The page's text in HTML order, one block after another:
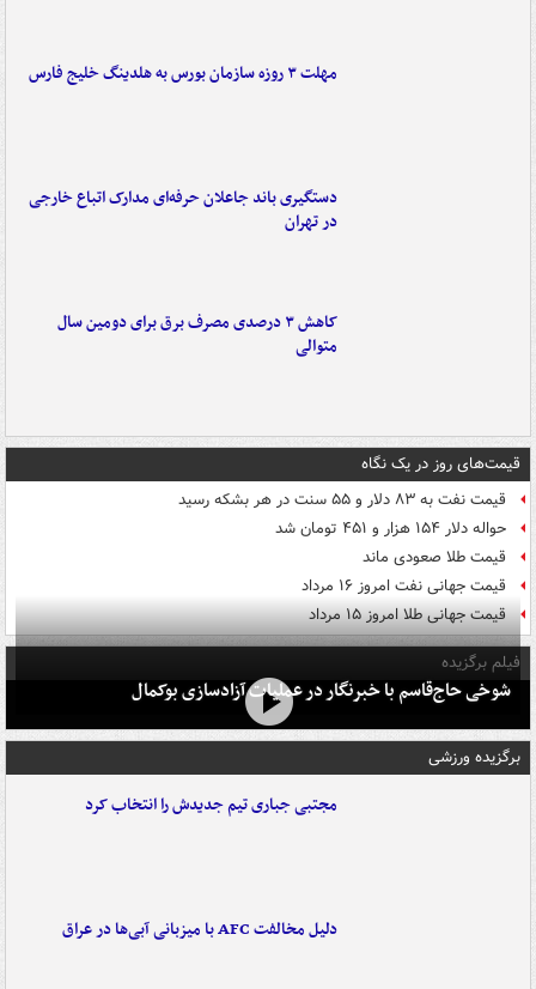
مهلت ۳ روزه سازمان بورس به هلدینگ خلیج فارس
دستگیری باند جاعلان حرفه‌ای مدارک اتباع خارجی
در تهران
کاهش ۳ درصدی مصرف برق برای دومین سال
متوالی
قیمت‌های روز در یک نگاه
قیمت نفت به ۸۳ دلار و ۵۵ سنت در هر بشکه رسید
حواله دلار ۱۵۴ هزار و ۴۵۱ تومان شد
قیمت طلا صعودی ماند
قیمت جهانی نفت امروز ۱۶ مرداد
قیمت جهانی طلا امروز ۱۵ مرداد
فیلم برگزیده
شوخی حاج‌قاسم با خبرنگار در عملیات آزادسازی بوکمال
برگزیده ورزشی
مجتبی جباری تیم جدیدش را انتخاب کرد
دلیل مخالفت AFC با میزبانی آبی‌ها در عراق